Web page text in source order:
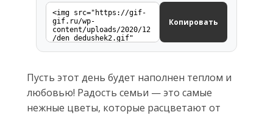
Копировать
Пусть этот день будет наполнен теплом и
любовью! Радость семьи — это самые
нежные цветы, которые расцветают от